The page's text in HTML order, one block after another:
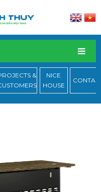
&
NICE
HOUSE